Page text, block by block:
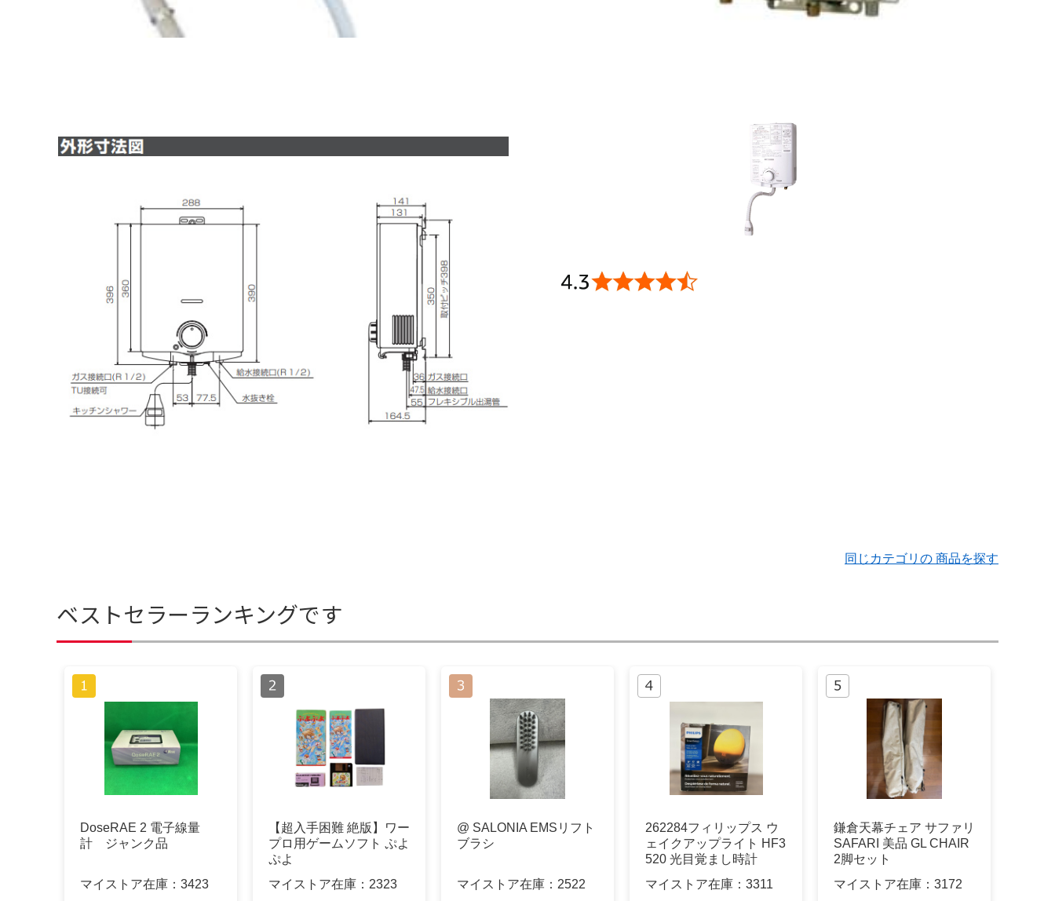
同じカテゴリの 商品を探す
ベストセラーランキングです
DoseRAE 2 電子線量
計 ジャンク品
マイストア在庫： 3423
【超入手困難 絶版】ワー
プロ用ゲームソフト ぷよ
ぷよ
マイストア在庫： 2323
@ SALONIA EMSリフト
ブラシ
マイストア在庫： 2522
262284フィリップス ウ
ェイクアップライト HF3
520 光目覚まし時計
マイストア在庫： 3311
鎌倉天幕チェア サファリ
SAFARI 美品 GL CHAIR
2脚セット
マイストア在庫： 3172